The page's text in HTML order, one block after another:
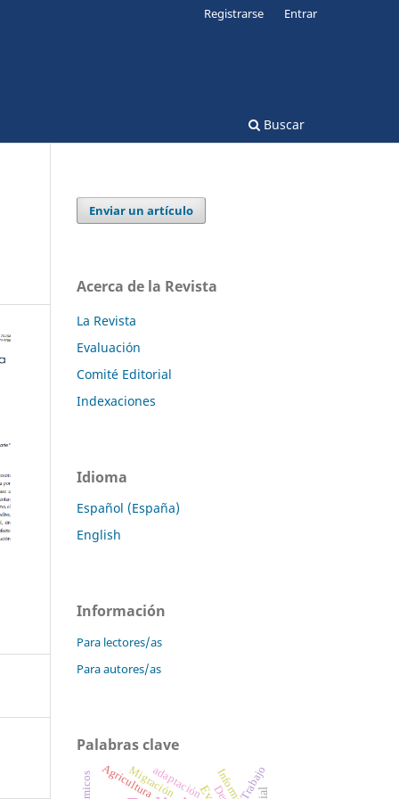
Buscar
Registrarse Entrar
Enviar un artículo
Acerca de la Revista
La Revista
Evaluación
Comité Editorial
Indexaciones
Idioma
Español (España)
English
Información
Para lectores/as
Para autores/as
Palabras clave
Agricultura
Migración Trabajo
adaptación